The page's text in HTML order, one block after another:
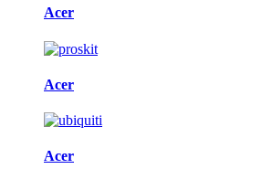
Acer
Acer
Acer